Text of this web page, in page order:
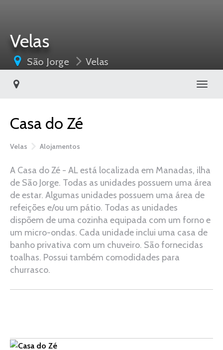
Velas
São Jorge Velas
Casa do Zé
Velas Alojamentos
A Casa do Zé - AL está localizada em Manadas, ilha
de São Jorge. Todas as unidades possuem uma área
de estar. Algumas unidades possuem uma área de
refeições e/ou um pátio. Todas as unidades
dispõem de uma cozinha equipada com um forno e
um micro-ondas. Cada unidade inclui uma casa de
banho privativa com um chuveiro. São fornecidas
toalhas. Possui também comodidades para
churrasco.